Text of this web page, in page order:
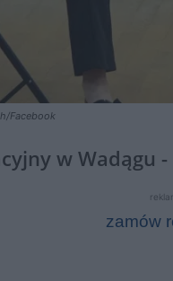
Facebook
w Wadągu -
zamów